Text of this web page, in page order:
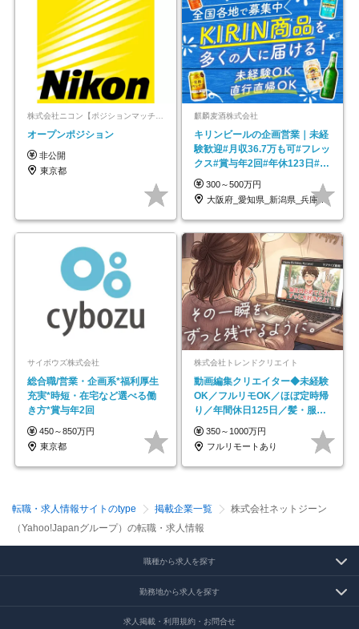
オープンポジション
非公開
東京都
麒麟麦酒株式会社
キリンビールの企画営業｜未経
験歓迎#月収36.7万も可#フレッ
クス#賞与年2回#年休123日#完
全週休2日制
300～500万円
大阪府_愛知県_新潟県_兵庫県_福岡県
サイボウズ株式会社
総合職/営業・企画系*福利厚生
充実*時短・在宅など選べる働
き方*賞与年2回
450～850万円
東京都
株式会社トレンドクリエイト
動画編集クリエイター◆未経験
OK／フルリモOK／ほぼ定時帰
り／年間休日125日／髪・服・
ネイル自由／副業OK
350～1000万円
フルリモートあり
転職・求人情報サイトのtype 掲載企業一覧
株式会社ネットジーン
（Yahoo!Japanグループ）の転職・求人情報
職種から求人を探す
勤務地から求人を探す
求人掲載・利用規約・お問合せ